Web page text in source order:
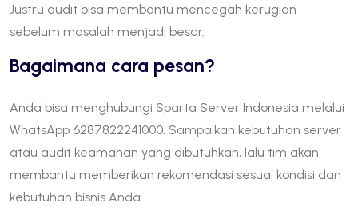
Justru audit bisa membantu mencegah kerugian
sebelum masalah menjadi besar.
Bagaimana cara pesan?
Anda bisa menghubungi Sparta Server Indonesia melalui
WhatsApp 6287822241000. Sampaikan kebutuhan server
atau audit keamanan yang dibutuhkan, lalu tim akan
membantu memberikan rekomendasi sesuai kondisi dan
kebutuhan bisnis Anda.